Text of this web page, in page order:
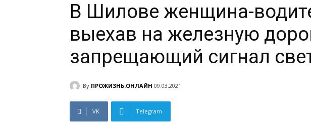
В Шилове женщина-
выехав на железную
запрещающий сигнал
By ПРОЖИЗНЬ.ОНЛАЙН 09.03.2021
VK Telegram